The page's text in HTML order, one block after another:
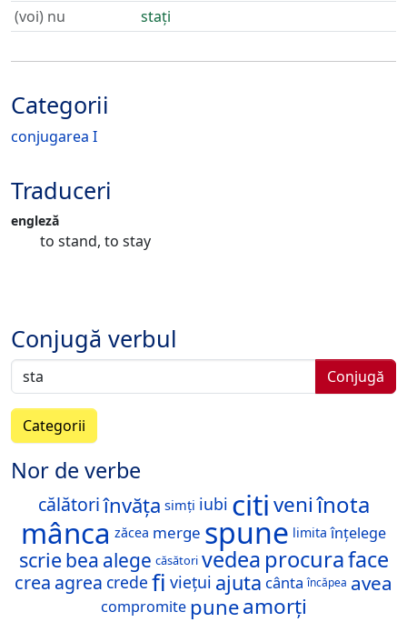
(voi) nu
stați
Categorii
conjugarea I
Traduceri
engleză
to stand, to stay
Conjugă verbul
Conjugă
Categorii
Nor de verbe
călătoriînvăța simți iubi citiveniînota
mânca zăcea merge spune limita înțelege
scriebea alege căsători vedea procuraface
crea agrea crede fi viețui ajuta cânta încăpea avea
compromite puneamorți